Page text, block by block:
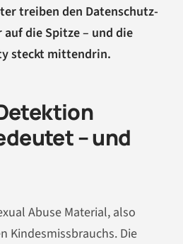
treiben den Datenschutz-
die Spitze – und die
steckt mittendrin.
– und
Abuse Material, also
Kindesmissbrauchs. Die